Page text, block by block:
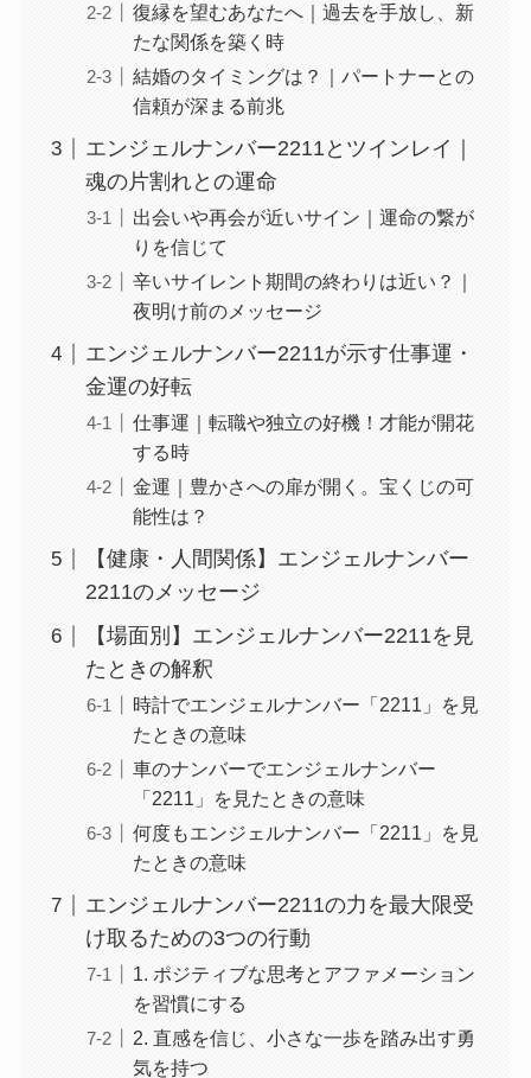
復縁を望むあなたへ｜過去を手放し、新
たな関係を築く時
結婚のタイミングは？｜パートナーとの
信頼が深まる前兆
エンジェルナンバー2211とツインレイ｜
魂の片割れとの運命
出会いや再会が近いサイン｜運命の繋が
りを信じて
辛いサイレント期間の終わりは近い？｜
夜明け前のメッセージ
エンジェルナンバー2211が示す仕事運・
金運の好転
仕事運｜転職や独立の好機！才能が開花
する時
金運｜豊かさへの扉が開く。宝くじの可
能性は？
【健康・人間関係】エンジェルナンバー
2211のメッセージ
【場面別】エンジェルナンバー2211を見
たときの解釈
時計でエンジェルナンバー「2211」を見
たときの意味
車のナンバーでエンジェルナンバー
「2211」を見たときの意味
何度もエンジェルナンバー「2211」を見
たときの意味
エンジェルナンバー2211の力を最大限受
け取るための3つの行動
1. ポジティブな思考とアファメーション
を習慣にする
2. 直感を信じ、小さな一歩を踏み出す勇
気を持つ